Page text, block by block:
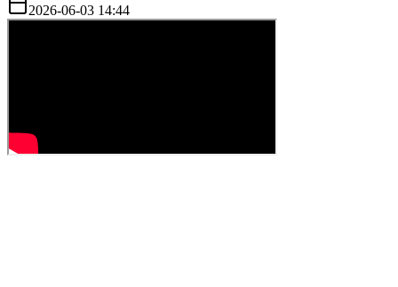
2026-06-03 14:44